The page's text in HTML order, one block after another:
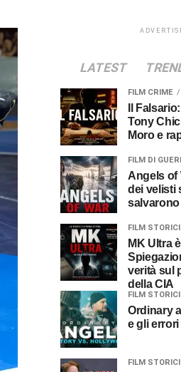
LATEST
FILM CRIME
Tony
Moro e
FILM DI
Angels of War: la vera storia
dei velisti
FILM STORICI
MK Ultra è una storia vera?
verità sul
della CIA
FILM STORICI
Ordinary angels, la storia vera
e gli
FILM STORICI